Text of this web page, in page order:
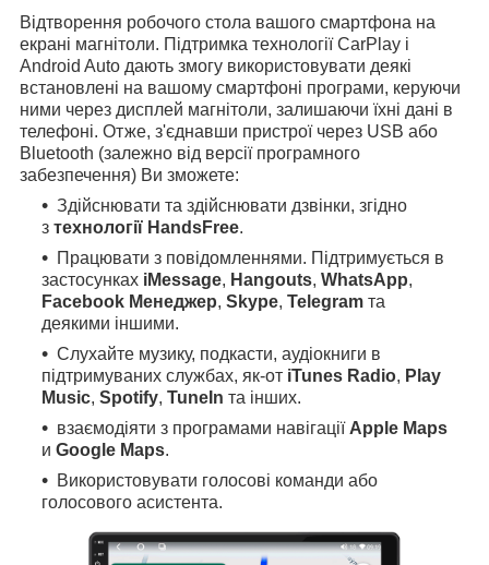
Відтворення робочого стола вашого смартфона на
екрані магнітоли. Підтримка технології CarPlay і
Android Auto дають змогу використовувати деякі
встановлені на вашому смартфоні програми, керуючи
ними через дисплей магнітоли, залишаючи їхні дані в
телефоні. Отже, з'єднавши пристрої через USB або
Bluetooth (залежно від версії програмного
забезпечення) Ви зможете:
Здійснювати та здійснювати дзвінки, згідно
з технології HandsFree.
Працювати з повідомленнями. Підтримується в
застосунках iMessage, Hangouts, WhatsApp,
Facebook Менеджер, Skype, Telegram та
деякими іншими.
Слухайте музику, подкасти, аудіокниги в
підтримуваних службах, як-от iTunes Radio, Play
Music, Spotify, TuneIn та інших.
взаємодіяти з програмами навігаціїApple Maps
и Google Maps.
Використовувати голосові команди або
голосового асистента.